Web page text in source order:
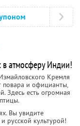
в атмосферу Индии!
Кремля
повара и официанты,
Здесь есть огромная
Вы увидите
русской культурой!